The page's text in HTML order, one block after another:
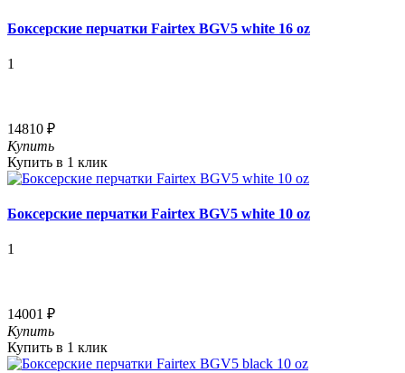
Боксерские перчатки Fairtex BGV5 white 16 oz
1
14810 ₽
Купить
Купить в 1 клик
Боксерские перчатки Fairtex BGV5 white 10 oz
1
14001 ₽
Купить
Купить в 1 клик